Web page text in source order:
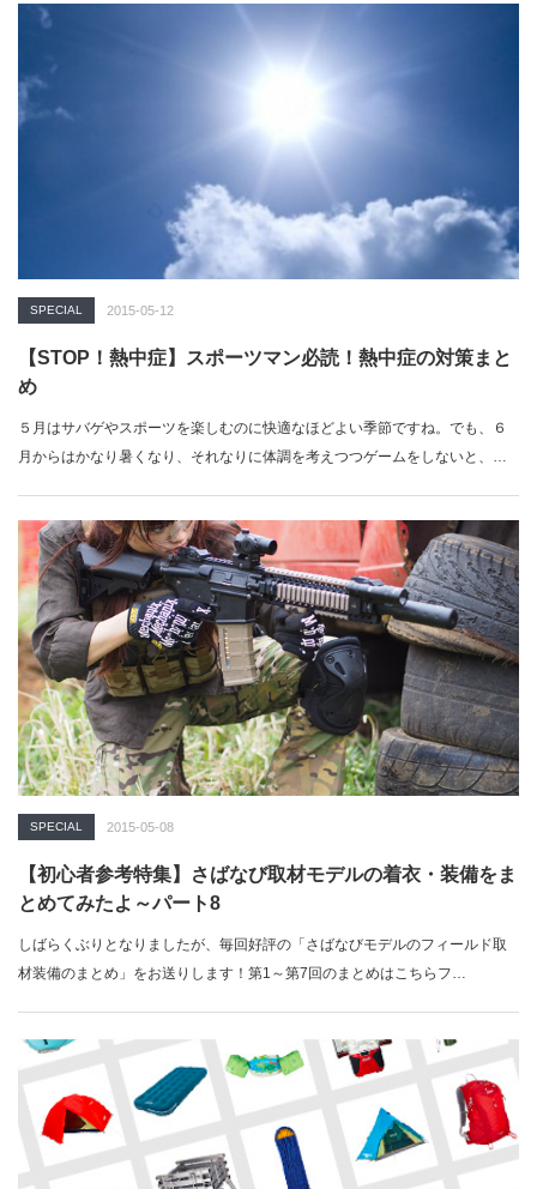
SPECIAL 2015-05-12
【STOP！熱中症】スポーツマン必読！熱中症の対策まと
め
５月はサバゲやスポーツを楽しむのに快適なほどよい季節ですね。でも、６
月からはかなり暑くなり、それなりに体調を考えつつゲームをしないと、冗
SPECIAL 2015-05-08
【初心者参考特集】さばなび取材モデルの着衣・装備をま
とめてみたよ～パート8
しばらくぶりとなりましたが、毎回好評の「さばなびモデルのフィールド取
材装備のまとめ」をお送りします！第1～第7回のまとめはこちらフ…